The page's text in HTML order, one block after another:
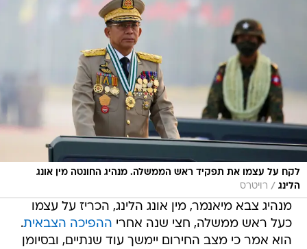
לקח על עצמו את תפקיד ראש הממשלה. מנהיג החונטה מין אונג
הלינג / רויטרס
מנהיג צבא מיאנמר, מין אונג הלינג, הכריז על עצמו
כעל ראש ממשלה, חצי שנה אחרי ההפיכה הצבאית.
הוא אמר כי מצב החירום יימשך עוד שנתיים, ובסיומן